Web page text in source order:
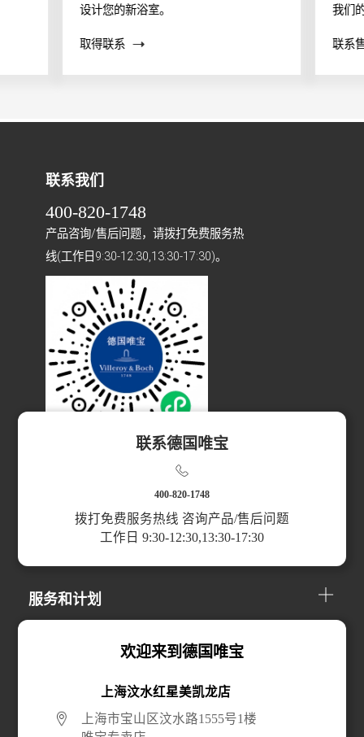
设计您的新浴室。
取得联系
我们
帮助
联系
服务和计划
联系我们
400-820-1748
产品咨询/售后问题，请拨打免费服务热
线(工作日9:30-12:30,13:30-17:30)。
欢迎来到德国唯宝
上海汶水红星美凯龙店
上海市宝山区汶水路1555号1楼
联系德国唯宝
400-820-1748
拨打免费服务热线 咨询产品/售后问题
工作日 9:30-12:30,13:30-17:30